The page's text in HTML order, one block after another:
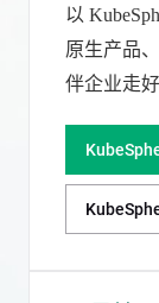
以
原生产品
伴企业走